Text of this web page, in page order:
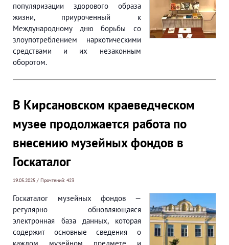
популяризации здорового образа
жизни, приуроченный к
Международному дню борьбы со
злоупотреблением наркотическими
средствами и их незаконным
оборотом.
В Кирсановском краеведческом
музее продолжается работа по
внесению музейных фондов в
Госкаталог
19.05.2025 / Прочтений: 423
Госкаталог музейных фондов —
регулярно обновляющаяся
электронная база данных, которая
содержит основные сведения о